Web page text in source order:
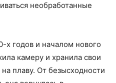
необработанные
годов и началом нового
камеру и хранила свои
плаву. От безысходности